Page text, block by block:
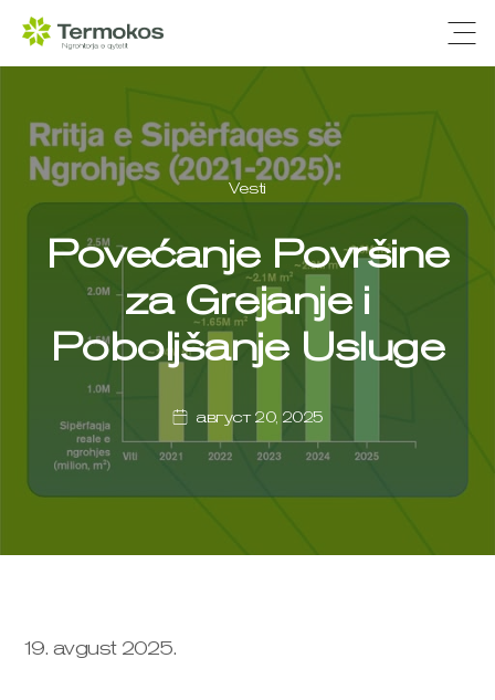
Vesti
Povećanje Površine
za Grejanje i
Poboljšanje Usluge
август 20, 2025
19. avgust 2025.